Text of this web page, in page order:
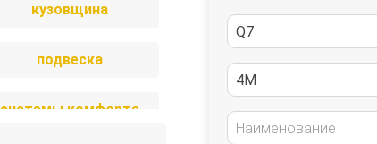
кузовщина
подвеска
системы комфорта
Q7
4M
Наименование